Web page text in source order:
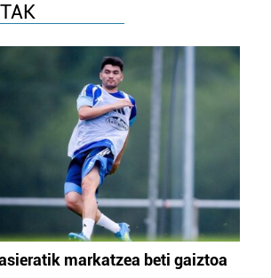
markatzea beti gaiztoa